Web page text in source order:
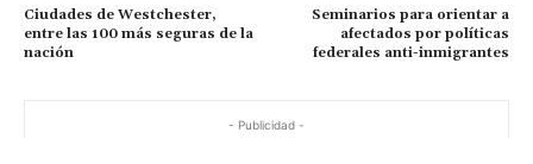
Ciudades de Westchester,
entre las 100 más seguras de la
nación
Seminarios para orientar a
afectados por políticas
federales anti-inmigrantes
- Publicidad -